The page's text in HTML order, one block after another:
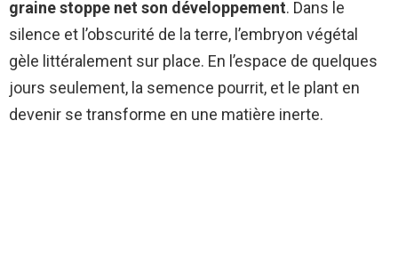
graine stoppe net son développement. Dans le
silence et l’obscurité de la terre, l’embryon végétal
gèle littéralement sur place. En l’espace de quelques
jours seulement, la semence pourrit, et le plant en
devenir se transforme en une matière inerte.